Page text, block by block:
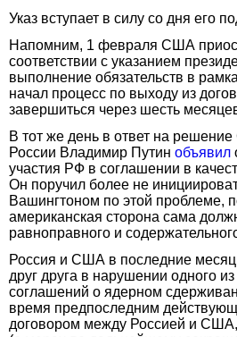
Указ вступает в силу со дня его
Напомним, 1 февраля США
соответствии с указанием
выполнение обязательств в
начал процесс по выходу из
завершиться через шесть
В тот же день в ответ на
России Владимир Путин объявил
участия РФ в соглашении в
Он поручил более не
Вашингтоном по этой проблеме,
американская сторона сама
равноправного и
Россия и США в последние
друг друга в нарушении одного
соглашений о ядерном
время предпоследним
договором между Россией и